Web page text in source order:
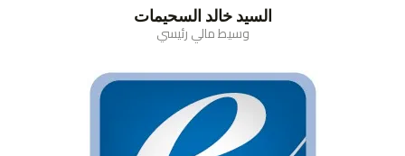
السيد خالد السحيمات
وسيط مالي رئيسي